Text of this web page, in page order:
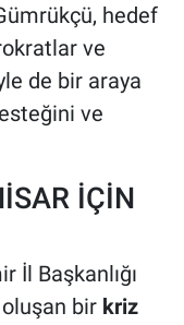
hedef
ve
de bir araya
ve
İÇİN
İl Başkanlığı
bir kriz